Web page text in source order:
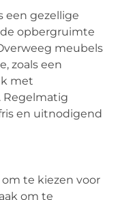
een gezellige
opbergruimte
meubels
zoals een
met
en uitnodigend
te kiezen voor
om te